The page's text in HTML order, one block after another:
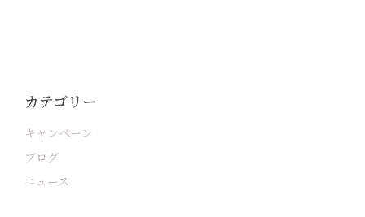
カテゴリー
キャンペーン
ブログ
ニュース